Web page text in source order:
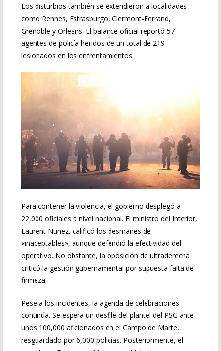
Los disturbios también se extendieron a localidades
como Rennes, Estrasburgo, Clermont-Ferrand,
Grenoble y Orleans. El balance oficial reportó 57
agentes de policía heridos de un total de 219
lesionados en los enfrentamientos.
Para contener la violencia, el gobierno desplegó a
22,000 oficiales a nivel nacional. El ministro del Interior,
Laurent Nuñez, calificó los desmanes de
«inaceptables», aunque defendió la efectividad del
operativo. No obstante, la oposición de ultraderecha
criticó la gestión gubernamental por supuesta falta de
firmeza.
Pese a los incidentes, la agenda de celebraciones
continúa. Se espera un desfile del plantel del PSG ante
unos 100,000 aficionados en el Campo de Marte,
resguardado por 6,000 policías. Posteriormente, el